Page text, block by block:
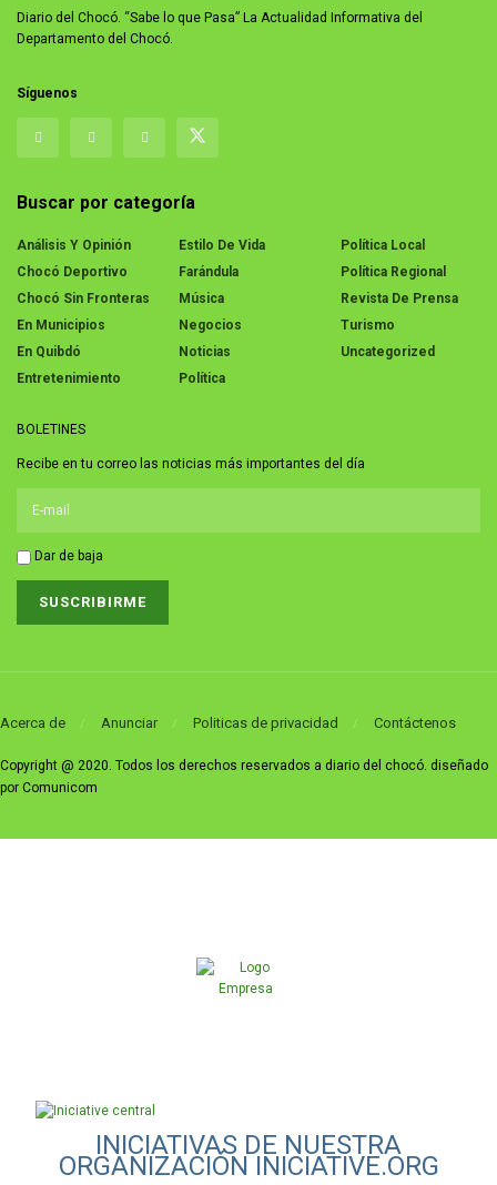
Diario del Chocó. “Sabe lo que Pasa” La Actualidad Informativa del
Departamento del Chocó.
Síguenos
Buscar por categoría
Análisis Y Opinión
Chocó Deportivo
Chocó Sin Fronteras
En Municipios
En Quibdó
Entretenimiento
Estilo De Vida
Farándula
Música
Negocios
Noticias
Política
Política Local
Política Regional
Revista De Prensa
Turismo
Uncategorized
BOLETINES
Recibe en tu correo las noticias más importantes del día
Dar de baja
Acerca de Anunciar Politicas de privacidad Contáctenos
Copyright @ 2020. Todos los derechos reservados a diario del chocó. diseñado
por Comunicom
INICIATIVAS DE NUESTRA
ORGANIZACIÓN INICIATIVE.ORG